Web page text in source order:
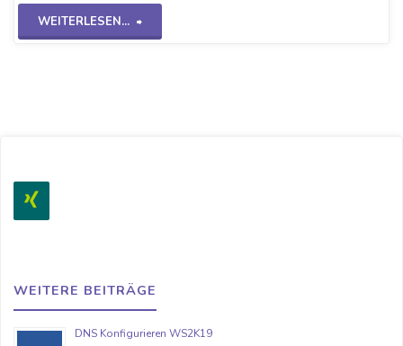
WEITERLESEN...
"Win7
WEITERE BEITRÄGE
DNS Konfigurieren WS2K19